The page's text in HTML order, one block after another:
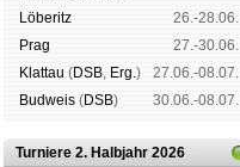
Lö­be­ritz
26.-28.06.
Prag
27.-30.06.
Klat­tau (DSB, Erg.)
27.06.-08.07.
Bud­weis (DSB) 30.06.-08.07.
Turniere 2. Halbjahr 2026